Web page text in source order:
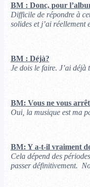
BM : Donc, pour
Difficile de répondre à
solides et j’ai réellement
BM : Déjà?
Je dois le faire. J’ai
BM: Vous ne vous
Oui, la musique est ma
BM: Y a-t-il vraiment
Cela dépend des
passer définitivement.